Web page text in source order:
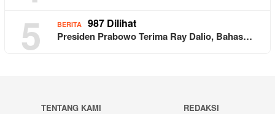
5 BERITA 987 Dilihat
Presiden Prabowo Terima Ray Dalio, Bahas…
TENTANG KAMI
REDAKSI